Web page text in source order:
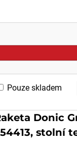
Pouze skladem
Donic
stolní